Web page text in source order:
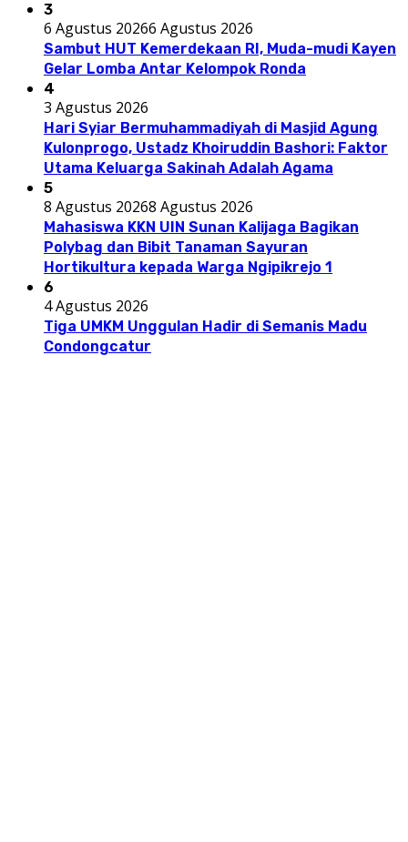
3
6 Agustus 20266 Agustus 2026
Sambut HUT Kemerdekaan RI, Muda-mudi Kayen
Gelar Lomba Antar Kelompok Ronda
4
3 Agustus 2026
Hari Syiar Bermuhammadiyah di Masjid Agung
Kulonprogo, Ustadz Khoiruddin Bashori: Faktor
Utama Keluarga Sakinah Adalah Agama
5
8 Agustus 20268 Agustus 2026
Mahasiswa KKN UIN Sunan Kalijaga Bagikan
Polybag dan Bibit Tanaman Sayuran
Hortikultura kepada Warga Ngipikrejo 1
6
4 Agustus 2026
Tiga UMKM Unggulan Hadir di Semanis Madu
Condongcatur